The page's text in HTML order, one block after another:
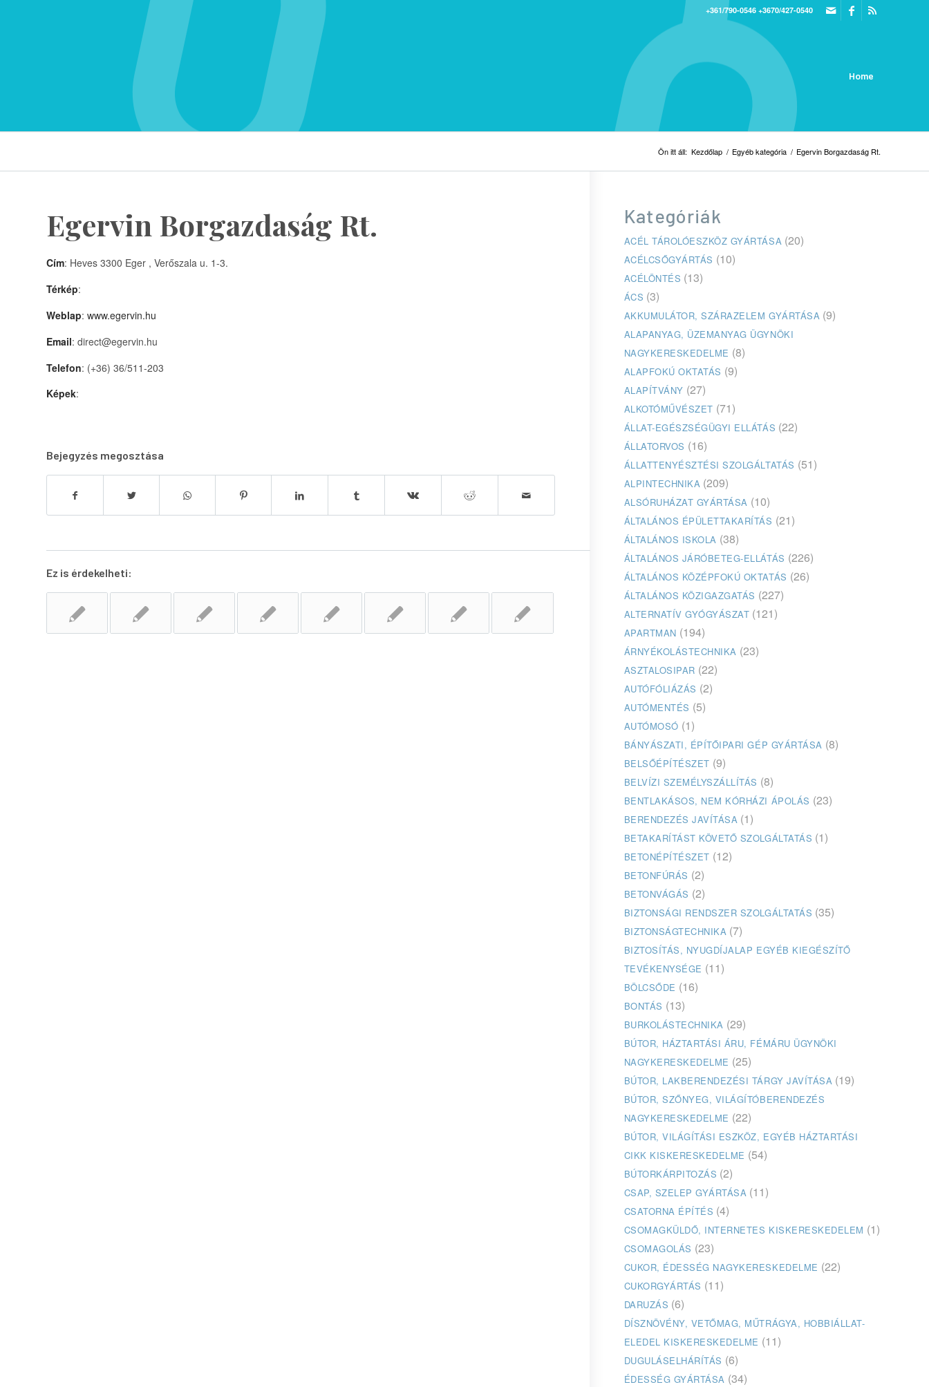
+361/790-0546 +3670/427-0540
Home
Ön itt áll: Kezdőlap / Egyéb kategória / Egervin Borgazdaság Rt.
Egervin Borgazdaság Rt.
Cím: Heves 3300 Eger , Verőszala u. 1-3.
Térkép:
Weblap: www.egervin.hu
Email: direct@egervin.hu
Telefon: (+36) 36/511-203
Képek:
Bejegyzés megosztása
Ez is érdekelheti:
Kategóriák
ACÉL TÁROLÓESZKÖZ GYÁRTÁSA (20)
ACÉLCSŐGYÁRTÁS (10)
ACÉLÖNTÉS (13)
ÁCS (3)
AKKUMULÁTOR, SZÁRAZELEM GYÁRTÁSA (9)
ALAPANYAG, ÜZEMANYAG ÜGYNÖKI
NAGYKERESKEDELME (8)
ALAPFOKÚ OKTATÁS (9)
ALAPÍTVÁNY (27)
ALKOTÓMŰVÉSZET (71)
ÁLLAT-EGÉSZSÉGÜGYI ELLÁTÁS (22)
ÁLLATORVOS (16)
ÁLLATTENYÉSZTÉSI SZOLGÁLTATÁS (51)
ALPINTECHNIKA (209)
ALSÓRUHÁZAT GYÁRTÁSA (10)
ÁLTALÁNOS ÉPÜLETTAKARÍTÁS (21)
ÁLTALÁNOS ISKOLA (38)
ÁLTALÁNOS JÁRÓBETEG-ELLÁTÁS (226)
ÁLTALÁNOS KÖZÉPFOKÚ OKTATÁS (26)
ÁLTALÁNOS KÖZIGAZGATÁS (227)
ALTERNATÍV GYÓGYÁSZAT (121)
APARTMAN (194)
ÁRNYÉKOLÁSTECHNIKA (23)
ASZTALOSIPAR (22)
AUTÓFÓLIÁZÁS (2)
AUTÓMENTÉS (5)
AUTÓMOSÓ (1)
BÁNYÁSZATI, ÉPÍTŐIPARI GÉP GYÁRTÁSA (8)
BELSŐÉPÍTÉSZET (9)
BELVÍZI SZEMÉLYSZÁLLÍTÁS (8)
BENTLAKÁSOS, NEM KÓRHÁZI ÁPOLÁS (23)
BERENDEZÉS JAVÍTÁSA (1)
BETAKARÍTÁST KÖVETŐ SZOLGÁLTATÁS (1)
BETONÉPÍTÉSZET (12)
BETONFÚRÁS (2)
BETONVÁGÁS (2)
BIZTONSÁGI RENDSZER SZOLGÁLTATÁS (35)
BIZTONSÁGTECHNIKA (7)
BIZTOSÍTÁS, NYUGDÍJALAP EGYÉB KIEGÉSZÍTŐ
TEVÉKENYSÉGE (11)
BÖLCSŐDE (16)
BONTÁS (13)
BURKOLÁSTECHNIKA (29)
BÚTOR, HÁZTARTÁSI ÁRU, FÉMÁRU ÜGYNÖKI
NAGYKERESKEDELME (25)
BÚTOR, LAKBERENDEZÉSI TÁRGY JAVÍTÁSA (19)
BÚTOR, SZŐNYEG, VILÁGÍTÓBERENDEZÉS
NAGYKERESKEDELME (22)
BÚTOR, VILÁGÍTÁSI ESZKÖZ, EGYÉB HÁZTARTÁSI
CIKK KISKERESKEDELME (54)
BÚTORKÁRPITOZÁS (2)
CSAP, SZELEP GYÁRTÁSA (11)
CSATORNA ÉPÍTÉS (4)
CSOMAGKÜLDŐ, INTERNETES KISKERESKEDELEM (1)
CSOMAGOLÁS (23)
CUKOR, ÉDESSÉG NAGYKERESKEDELME (22)
CUKORGYÁRTÁS (11)
DARUZÁS (6)
DÍSZNÖVÉNY, VETŐMAG, MŰTRÁGYA, HOBBIÁLLAT-
ELEDEL KISKERESKEDELME (11)
DUGULÁSELHÁRÍTÁS (6)
ÉDESSÉG GYÁRTÁSA (34)